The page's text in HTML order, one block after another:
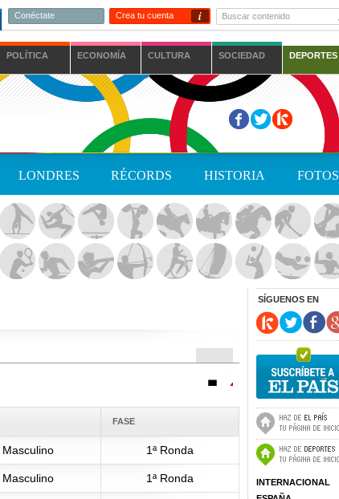
Conéctate Crea tu cuenta i
POLÍTICA ECONOMÍA CULTURA SOCIEDAD DEPORTES
LONDRES RÉCORDS HISTORIA FOTOS
FASE
Masculino 1ª Ronda
Masculino 1ª Ronda
SÍGUENOS EN
INTERNACIONAL